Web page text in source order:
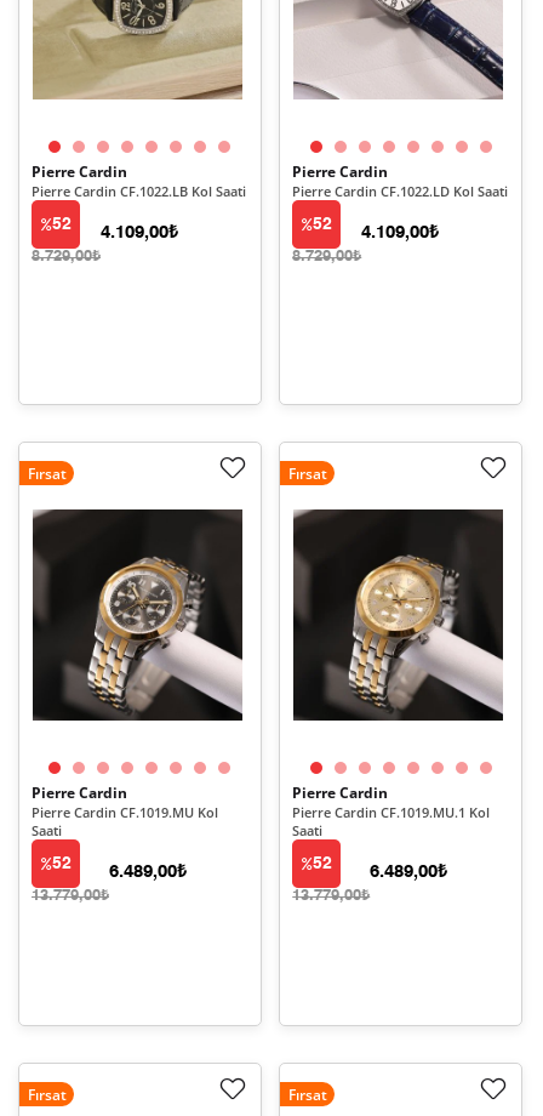
Pierre Cardin
Pierre Cardin CF.1022.LB Kol Saati
52
8.729,00₺
4.109,00₺
Pierre Cardin
Pierre Cardin CF.1022.LD Kol Saati
52
8.729,00₺
4.109,00₺
Fırsat
Pierre Cardin
Pierre Cardin CF.1019.MU Kol
Saati
52
13.779,00₺
6.489,00₺
Fırsat
Pierre Cardin
Pierre Cardin CF.1019.MU.1 Kol
Saati
52
13.779,00₺
6.489,00₺
Fırsat Fırsat